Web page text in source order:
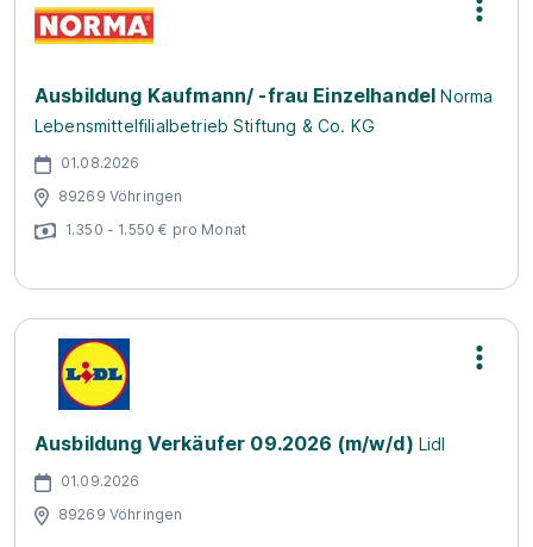
Ausbildung Kaufmann/ -frau Einzelhandel Norma
Lebensmittelfilialbetrieb Stiftung & Co. KG
01.08.2026
89269 Vöhringen
1.350 - 1.550 € pro Monat
Ausbildung Verkäufer 09.2026 (m/w/d) Lidl
01.09.2026
89269 Vöhringen